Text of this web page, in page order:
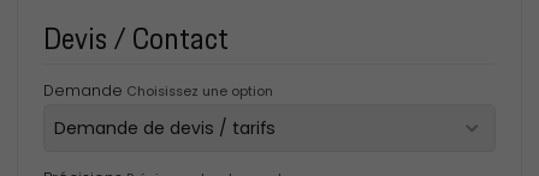
Devis / Contact
Demande Choisissez une option